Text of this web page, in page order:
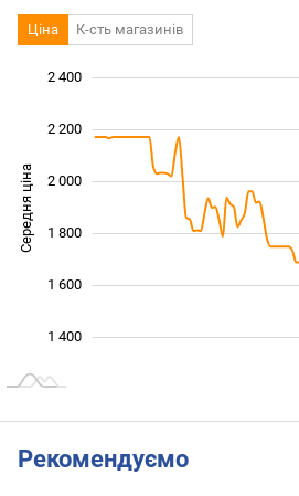
Ціна К-сть магазинів
Середня ціна
1 400
1 600
1 800
2 000
2 200
2 400
Рекомендуємо